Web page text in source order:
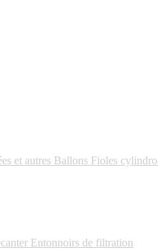
et autres Ballons Fioles
Entonnoirs de filtration